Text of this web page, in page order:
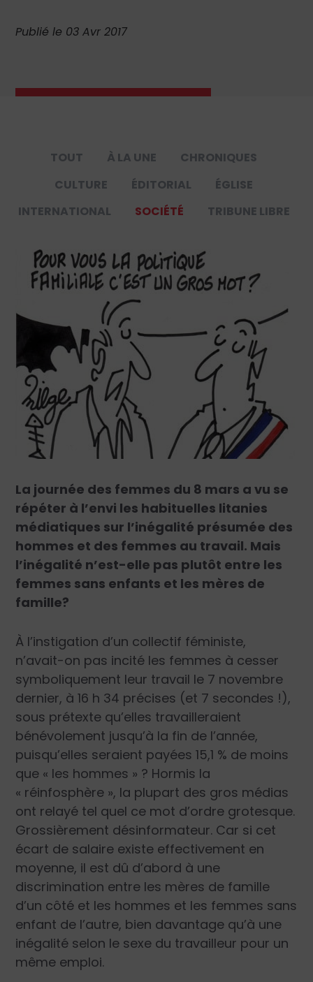
Publié le 03 Avr 2017
TOUT À LA UNE
CHRONIQUES
CULTURE
ÉDITORIAL
ÉGLISE
INTERNATIONAL
SOCIÉTÉ TRIBUNE LIBRE
La journée des femmes du 8 mars a vu se
répéter à l’envi les habituelles litanies
médiatiques sur l’inégalité présumée des
hommes et des femmes au travail. Mais
l’inégalité n’est-elle pas plutôt entre les
femmes sans enfants et les mères de
famille?
À l’instigation d’un collectif féministe,
n’avait-on pas incité les femmes à cesser
symboliquement leur travail le 7 novembre
dernier, à 16 h 34 précises (et 7 secondes !),
sous prétexte qu’elles travailleraient
bénévolement jusqu’à la fin de l’année,
puisqu’elles seraient payées 15,1 % de moins
que « les hommes » ? Hormis la
« réinfosphère », la plupart des gros médias
ont relayé tel quel ce mot d’ordre grotesque.
Grossièrement désinformateur. Car si cet
écart de salaire existe effectivement en
moyenne, il est dû d’abord à une
discrimination entre les mères de famille
d’un côté et les hommes et les femmes sans
enfant de l’autre, bien davantage qu’à une
inégalité selon le sexe du travailleur pour un
même emploi.